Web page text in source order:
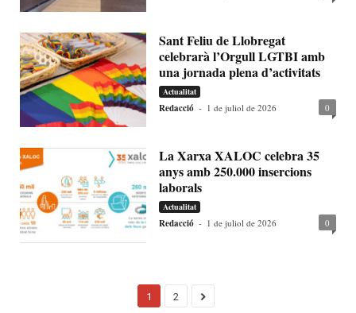
Sant Feliu de Llobregat
celebrarà l’Orgull LGTBI amb
una jornada plena d’activitats
Actualitat
Redacció - 1 de juliol de 2026 0
La Xarxa XALOC celebra 35
anys amb 250.000 insercions
laborals
Actualitat
Redacció - 1 de juliol de 2026 0
1 2